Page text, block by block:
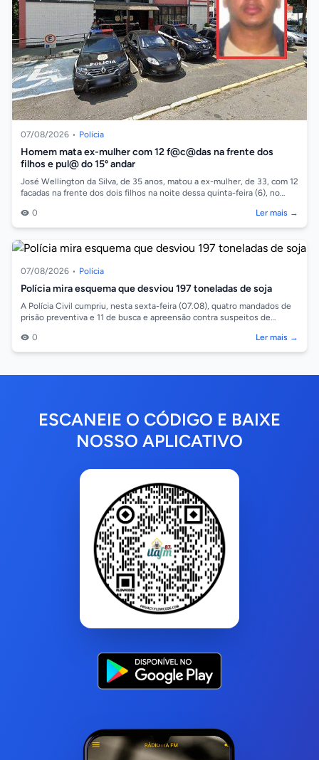
07/08/2026 • Polícia
Homem mata ex-mulher com 12 f@c@das na frente dos
filhos e pul@ do 15º andar
José Wellington da Silva, de 35 anos, matou a ex-mulher, de 33, com 12
facadas na frente dos dois filhos na noite dessa quinta-feira (6), no
0
Ler mais →
07/08/2026 • Polícia
Polícia mira esquema que desviou 197 toneladas de soja
A Polícia Civil cumpriu, nesta sexta-feira (07.08), quatro mandados de
prisão preventiva e 11 de busca e apreensão contra suspeitos de
0
Ler mais →
ESCANEIE O CÓDIGO E BAIXE
NOSSO APLICATIVO